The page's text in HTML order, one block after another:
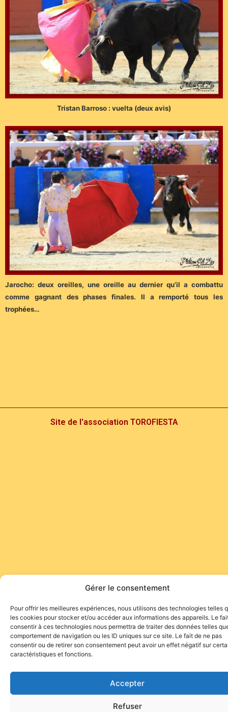
Gérer le consentement
Pour offrir les meilleures expériences, nous utilisons des technologies telles
les cookies pour stocker et/ou accéder aux informations des appareils. Le
consentir à ces technologies nous permettra de traiter des données telles
comportement de navigation ou les ID uniques sur ce site. Le fait de ne pas
consentir ou de retirer son consentement peut avoir un effet négatif sur
caractéristiques et fonctions.
Accepter
Refuser
Tristan Barroso : vuelta (deux avis)
Jarocho: deux oreilles, une oreille au dernier qu’il a combattu
comme gagnant des phases finales. Il a remporté tous les
trophées…
Site de l'association TOROFIESTA